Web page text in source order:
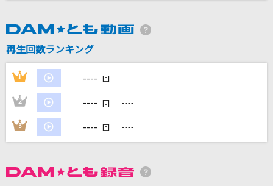
RADWIMPS
カラオケ最新情報をチェック！
再生回数ランキング
1 ---- 回 ----
2 ---- 回 ----
3 ---- 回 ----